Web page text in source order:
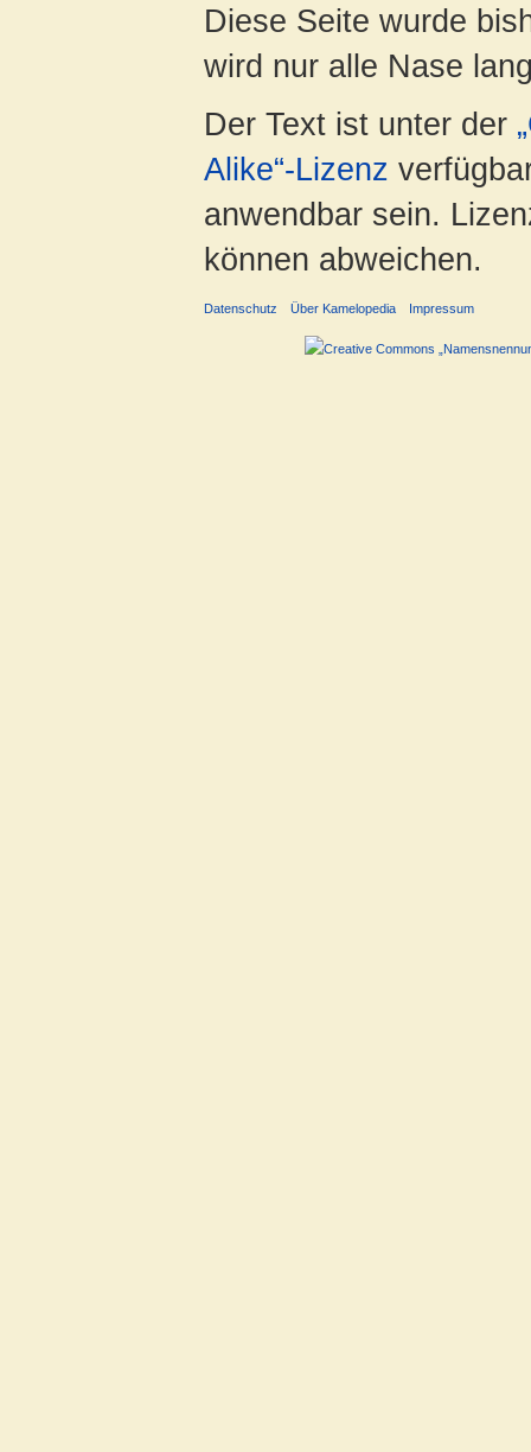
Diese Seite wurde
wird nur alle Nase
Der Text ist unter der
Alike“-Lizenz
anwendbar sein.
können abweichen.
Datenschutz Über Kamelopedia Impressum